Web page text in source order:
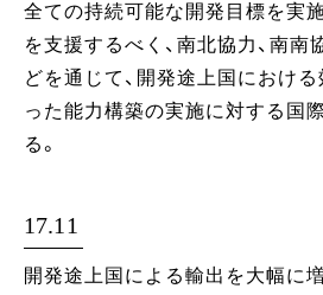
全ての持続可能な開発目標を実
を支援するべく、南北協力、南南
どを通じて、開発途上国におけ
った能力構築の実施に対する国
る。
17.11
開発途上国による輸出を大幅に